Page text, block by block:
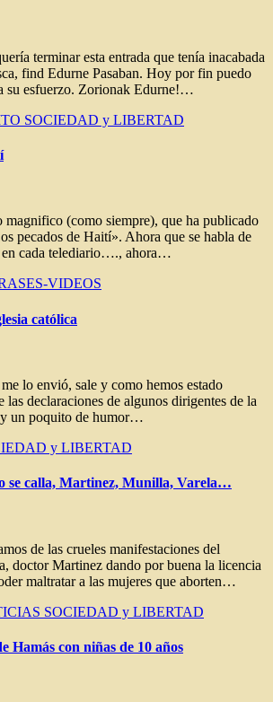
terminar esta entrada que tenía inacabada
find Edurne Pasaban. Hoy por fin puedo
su esfuerzo. Zorionak Edurne!…
SOCIEDAD y LIBERTAD
magnifico (como siempre), que ha publicado
pecados de Haití». Ahora que se habla de
en cada telediario…., ahora…
VIDEOS
católica
lo envió, sale y como hemos estado
las declaraciones de algunos dirigentes de la
un poquito de humor…
y LIBERTAD
se calla, Martinez, Munilla, Varela…
de las crueles manifestaciones del
doctor Martinez dando por buena la licencia
maltratar a las mujeres que aborten…
SOCIEDAD y LIBERTAD
Hamás con niñas de 10 años